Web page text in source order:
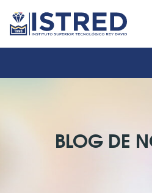
BLOG DE